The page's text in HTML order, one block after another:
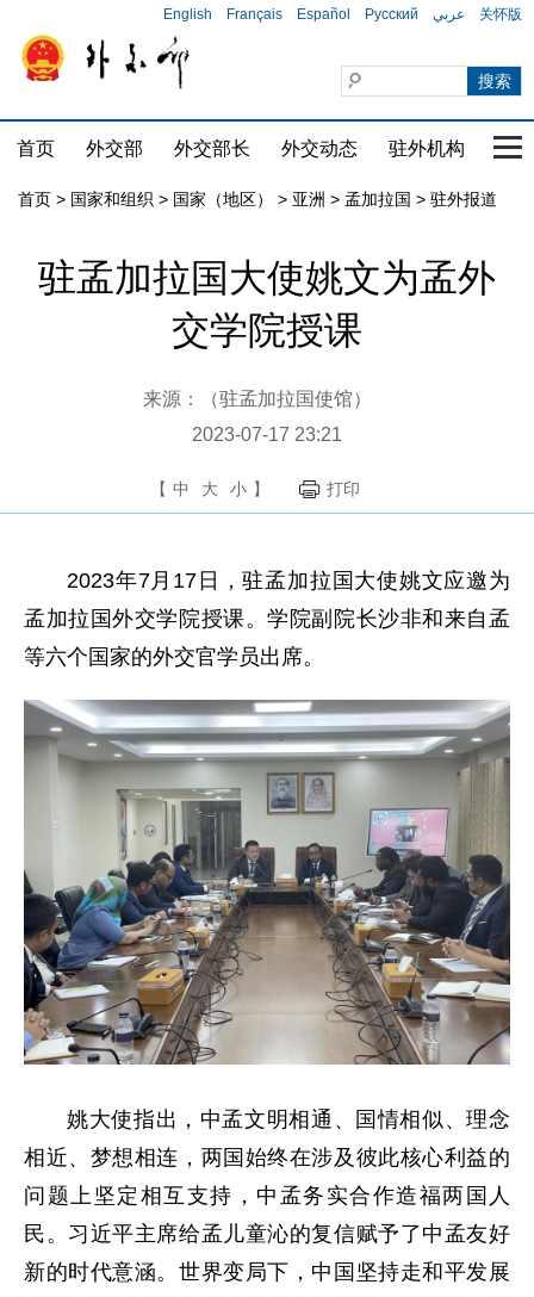
English Français Español Русский عربي 关怀版
首页 外交部 外交部长 外交动态 驻外机构 国
首页 > 国家和组织 > 国家（地区） > 亚洲 > 孟加拉国 > 驻外报道
驻孟加拉国大使姚文为孟外
交学院授课
来源：（驻孟加拉国使馆）
2023-07-17 23:21
【 中 大 小 】 打印
2023年7月17日，驻孟加拉国大使姚文应邀为
孟加拉国外交学院授课。学院副院长沙非和来自孟
等六个国家的外交官学员出席。
姚大使指出，中孟文明相通、国情相似、理念
相近、梦想相连，两国始终在涉及彼此核心利益的
问题上坚定相互支持，中孟务实合作造福两国人
民。习近平主席给孟儿童沁的复信赋予了中孟友好
新的时代意涵。世界变局下，中国坚持走和平发展